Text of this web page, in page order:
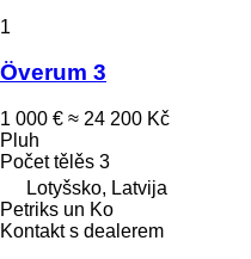
1
Överum 3
1 000 € ≈ 24 200 Kč
Pluh
Počet tělěs 3
Lotyšsko, Latvija
Petriks un Ko
Kontakt s dealerem